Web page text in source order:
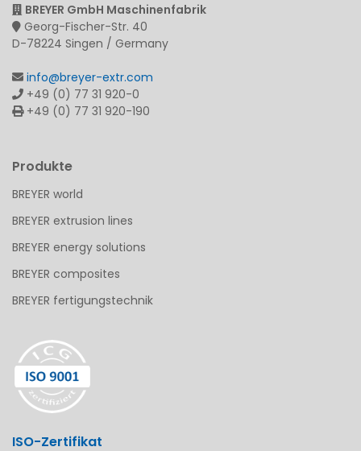
BREYER GmbH Maschinenfabrik
Georg-Fischer-Str. 40
D-78224 Singen / Germany
info@breyer-extr.com
+49 (0) 77 31 920-0
+49 (0) 77 31 920-190
Produkte
BREYER world
BREYER extrusion lines
BREYER energy solutions
BREYER composites
BREYER fertigungstechnik
ISO-Zertifikat